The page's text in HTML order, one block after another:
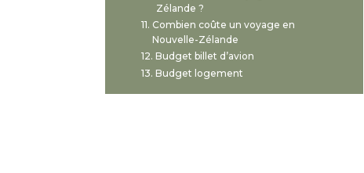
Zélande ?
Combien coûte un voyage en
Nouvelle-Zélande
Budget billet d’avion
Budget logement